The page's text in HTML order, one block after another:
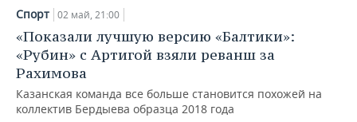
Спорт 02 май, 21:00
«Показали лучшую версию «Балтики»:
«Рубин» с Артигой взяли реванш за
Рахимова
Казанская команда все больше становится похожей на
коллектив Бердыева образца 2018 года